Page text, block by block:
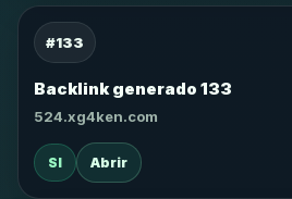
#133
Backlink generado 133
524.xg4ken.com
SI Abrir